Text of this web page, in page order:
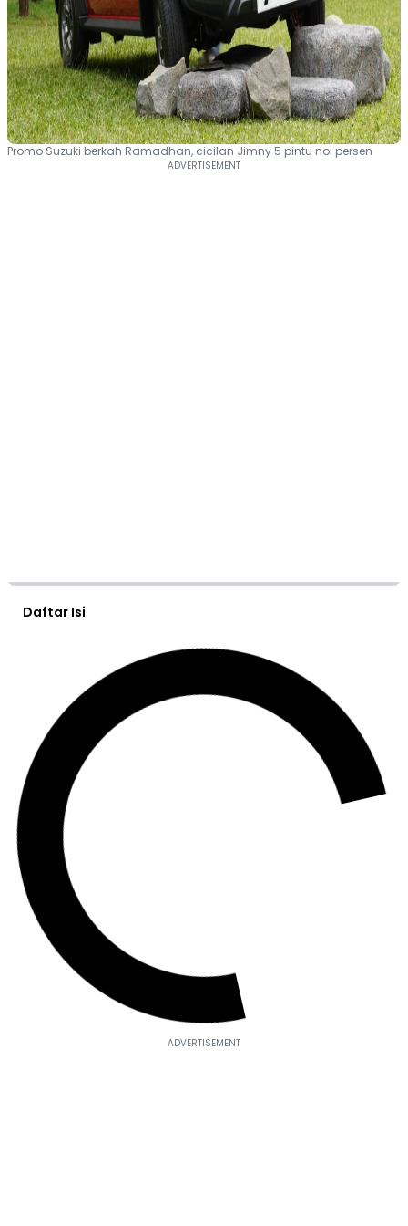
Promo Suzuki berkah Ramadhan, cicilan Jimny 5 pintu nol persen
Daftar Isi